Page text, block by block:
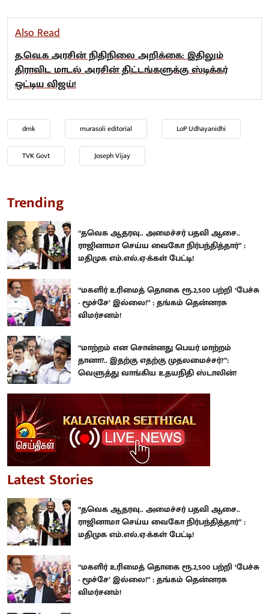
Also Read
த.வெ.க அரசின் நிதிநிலை அறிக்கை: இதிலும்
திராவிட மாடல் அரசின் திட்டங்களுக்கு ஸ்டிக்கர்
ஒட்டிய விஜய்!
dmk murasoli editorial LoP Udhayanidhi
TVK Govt Joseph Vijay
Trending
“தவெக ஆதரவு.. அமைச்சர் பதவி ஆசை..
ராஜினாமா செய்ய வைகோ நிர்பந்தித்தார்” :
மதிமுக எம்.எல்.ஏ-க்கள் பேட்டி!
“மகளிர் உரிமைத் தொகை ரூ.2,500 பற்றி ‘பேச்சு
- மூச்சே’ இல்லை!” : தங்கம் தென்னரசு
விமர்சனம்!
“மாற்றம் என சொன்னது பெயர் மாற்றம்
தானா?.. இதற்கு எதற்கு முதலமைச்சர்?”:
வெளுத்து வாங்கிய உதயநிதி ஸ்டாலின்!
Latest Stories
“தவெக ஆதரவு.. அமைச்சர் பதவி ஆசை..
ராஜினாமா செய்ய வைகோ நிர்பந்தித்தார்” :
மதிமுக எம்.எல்.ஏ-க்கள் பேட்டி!
“மகளிர் உரிமைத் தொகை ரூ.2,500 பற்றி ‘பேச்சு
- மூச்சே’ இல்லை!” : தங்கம் தென்னரசு
விமர்சனம்!